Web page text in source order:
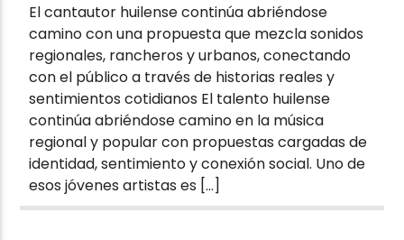
El cantautor huilense continúa abriéndose
camino con una propuesta que mezcla sonidos
regionales, rancheros y urbanos, conectando
con el público a través de historias reales y
sentimientos cotidianos El talento huilense
continúa abriéndose camino en la música
regional y popular con propuestas cargadas de
identidad, sentimiento y conexión social. Uno de
esos jóvenes artistas es […]